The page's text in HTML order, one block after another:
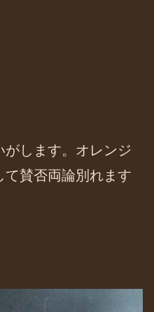
がします。オレンジ
て賛否両論別れます